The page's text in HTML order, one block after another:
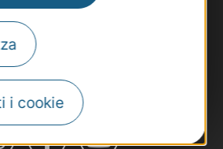
i cookie